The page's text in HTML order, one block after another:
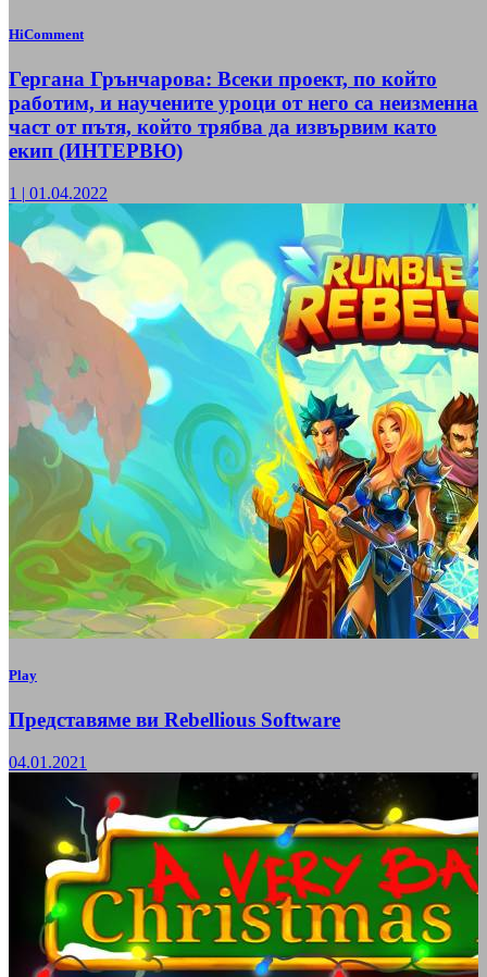
HiComment
Гергана Грънчарова: Всеки проект, по който
работим, и научените уроци от него са неизменна
част от пътя, който трябва да извървим като
екип (ИНТЕРВЮ)
1 | 01.04.2022
Play
Представяме ви Rebellious Software
04.01.2021